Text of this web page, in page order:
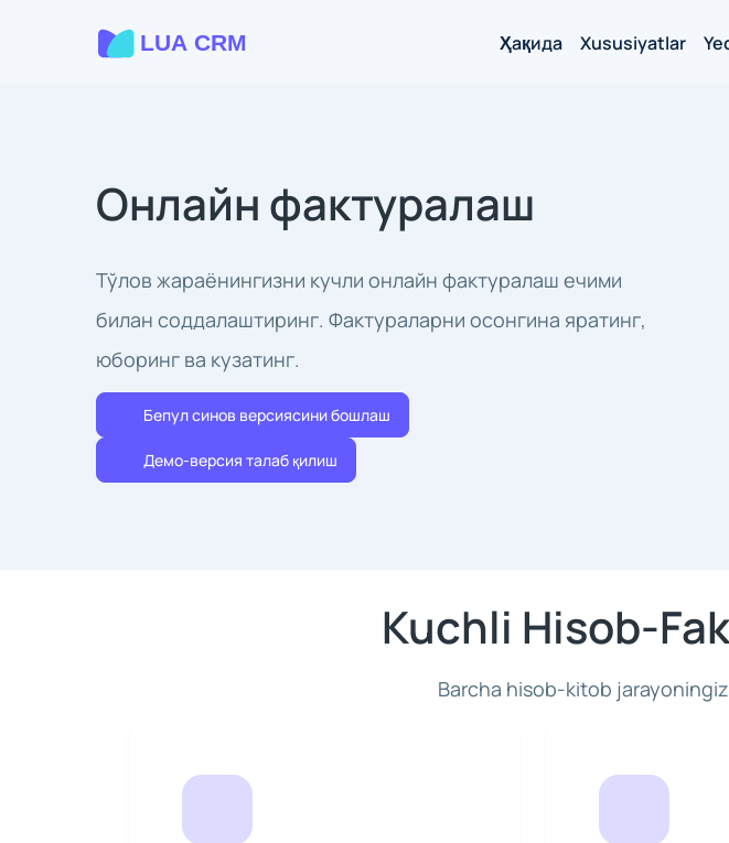
Ҳақида Xususiyatlar
Онлайн фактуралаш
Тўлов жараёнингизни кучли онлайн фактуралаш ечими
билан соддалаштиринг. Фактураларни осонгина яратинг,
юборинг ва кузатинг.
Бепул синов версиясини бошлаш
Демо-версия талаб қилиш
Kuchli Hisob-
Barcha hisob-kitob